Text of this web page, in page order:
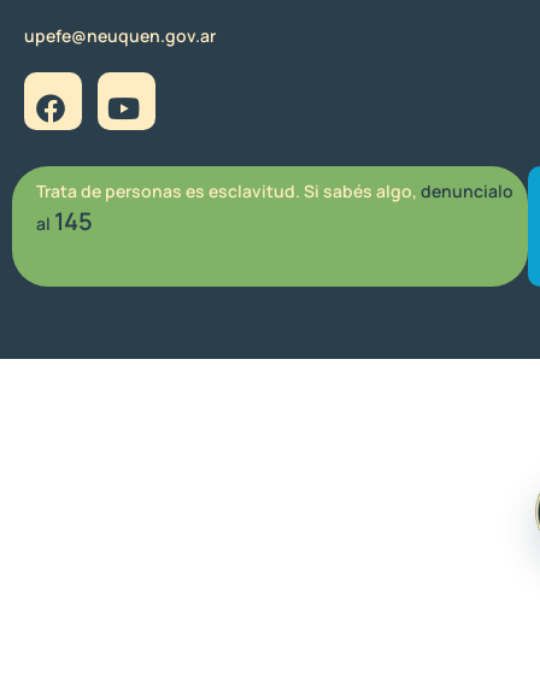
upefe@neuquen.gov.ar
Trata de personas es esclavitud. Si sabés algo, denuncialo
al 145